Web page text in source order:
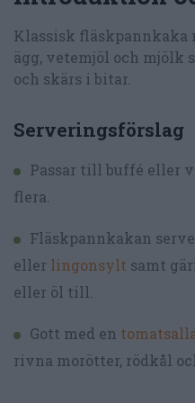
Klassisk fläskpannkaka
ägg, vetemjöl och mjölk
och skärs i bitar.
Serveringsförslag
Passar till buffé eller
flera.
Fläskpannkakan
eller lingonsylt samt
eller öl till.
Gott med en
rivna morötter, rödkål